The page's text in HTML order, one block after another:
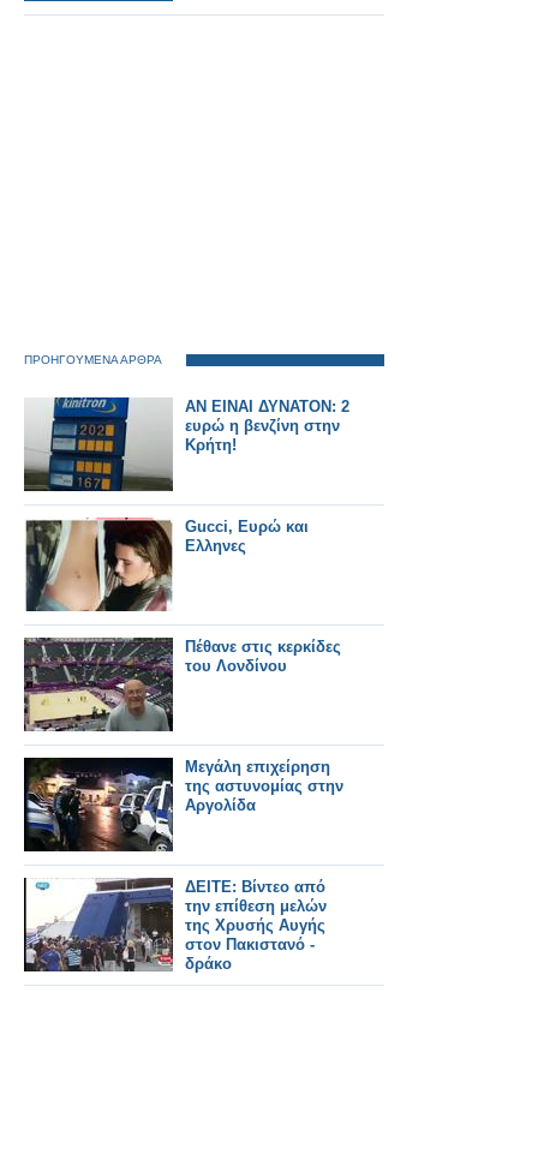
ΠΡΟΗΓΟΥΜΕΝΑ ΑΡΘΡΑ
ΑΝ ΕΙΝΑΙ ΔΥΝΑΤΟΝ: 2
ευρώ η βενζίνη στην
Κρήτη!
Gucci, Ευρώ και
Ελληνες
Πέθανε στις κερκίδες
του Λονδίνου
Μεγάλη επιχείρηση
της αστυνομίας στην
Αργολίδα
ΔΕΙΤΕ: Βίντεο από
την επίθεση μελών
της Χρυσής Αυγής
στον Πακιστανό -
δράκο